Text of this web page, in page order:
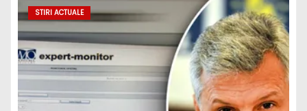
STIRI ACTUALE